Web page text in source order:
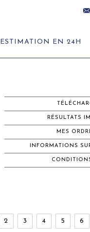
ESTIMATION EN 24H
RÉSULTATS
MES
INFORMATIONS
2 3 4 5 6